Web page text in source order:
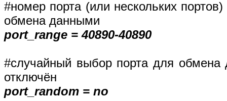
#номер порта (или нескольких
обмена данными
port_range = 40890-40890
#случайный выбор порта для
отключён
port_random = no